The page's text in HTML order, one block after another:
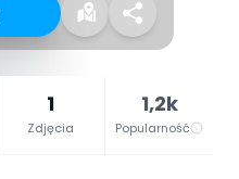
1
Zdjęcia
1,2k
Popularność